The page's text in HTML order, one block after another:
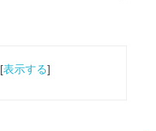
[表示する]